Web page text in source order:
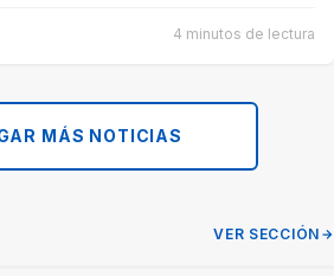
4 minutos de lectura
MÁS NOTICIAS
VER SECCIÓN